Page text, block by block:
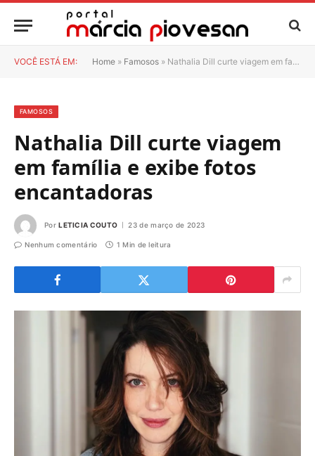
VOCÊ ESTÁ EM: Home » Famosos » Nathalia Dill curte viagem em família e exibe fotos encantadoras
FAMOSOS
Nathalia Dill curte viagem
em família e exibe fotos
encantadoras
Por LETICIA COUTO 23 de março de 2023
Nenhum comentário 1 Min de leitura